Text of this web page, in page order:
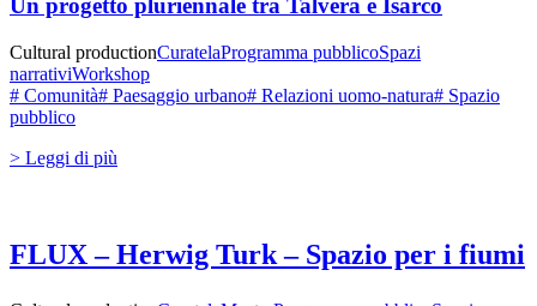
Un progetto pluriennale tra Talvera e Isarco
Cultural productionCuratelaProgramma pubblicoSpazi
narrativiWorkshop
# Comunità# Paesaggio urbano# Relazioni uomo-natura# Spazio
pubblico
> Leggi di più
FLUX – Herwig Turk – Spazio per i fiumi